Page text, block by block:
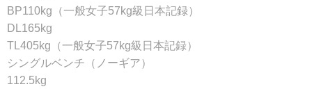
BP110kg（一般女子57kg級日本記録）
DL165kg
TL405kg（一般女子57kg級日本記録）
シングルベンチ（ノーギア）
112.5kg